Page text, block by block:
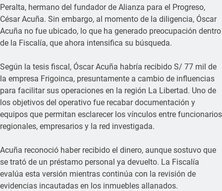
Peralta, hermano del fundador de Alianza para el Progreso,
César Acuña. Sin embargo, al momento de la diligencia, Óscar
Acuña no fue ubicado, lo que ha generado preocupación dentro
de la Fiscalía, que ahora intensifica su búsqueda.
Según la tesis fiscal, Óscar Acuña habría recibido S/ 77 mil de
la empresa Frigoinca, presuntamente a cambio de influencias
para facilitar sus operaciones en la región La Libertad. Uno de
los objetivos del operativo fue recabar documentación y
equipos que permitan esclarecer los vínculos entre funcionarios
regionales, empresarios y la red investigada.
Acuña reconoció haber recibido el dinero, aunque sostuvo que
se trató de un préstamo personal ya devuelto. La Fiscalía
evalúa esta versión mientras continúa con la revisión de
evidencias incautadas en los inmuebles allanados.